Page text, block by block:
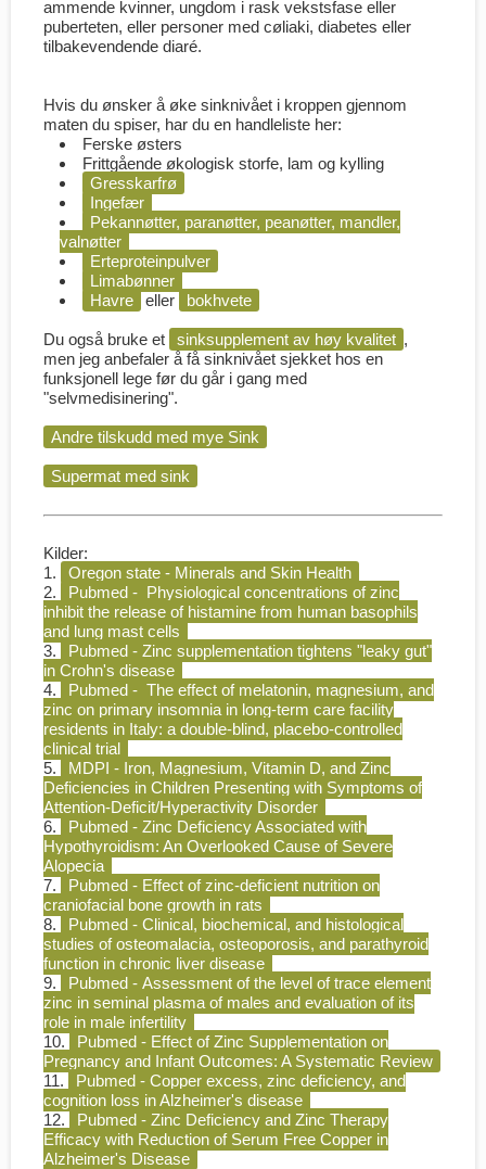
ammende kvinner, ungdom i rask vekstsfase eller
puberteten, eller personer med cøliaki, diabetes eller
tilbakevendende diaré.
Hvis du ønsker å øke sinknivået i kroppen gjennom
maten du spiser, har du en handleliste her:
Ferske østers
Frittgående økologisk storfe, lam og kylling
Gresskarfrø
Ingefær
Pekannøtter, paranøtter, peanøtter, mandler,
valnøtter
Erteproteinpulver
Limabønner
Havre
eller bokhvete
Du også bruke et sinksupplement av høy kvalitet ,
men jeg anbefaler å få sinknivået sjekket hos en
funksjonell lege før du går i gang med
"selvmedisinering".
Andre tilskudd med mye Sink
Supermat med sink
Kilder:
1.
Oregon state - Minerals and Skin Health
2.
Pubmed - Physiological concentrations of zinc
inhibit the release of histamine from human basophils
and lung mast cells
3.
Pubmed - Zinc supplementation tightens "leaky gut"
in Crohn's disease
4.
Pubmed - The effect of melatonin, magnesium, and
zinc on primary insomnia in long-term care facility
residents in Italy: a double-blind, placebo-controlled
clinical trial
5.
MDPI - Iron, Magnesium, Vitamin D, and Zinc
Deficiencies in Children Presenting with Symptoms of
Attention-Deficit/Hyperactivity Disorder
6.
Pubmed - Zinc Deficiency Associated with
Hypothyroidism: An Overlooked Cause of Severe
Alopecia
7.
Pubmed - Effect of zinc-deficient nutrition on
craniofacial bone growth in rats
8.
Pubmed - Clinical, biochemical, and histological
studies of osteomalacia, osteoporosis, and parathyroid
function in chronic liver disease
9.
Pubmed - Assessment of the level of trace element
zinc in seminal plasma of males and evaluation of its
role in male infertility
10.
Pubmed - Effect of Zinc Supplementation on
Pregnancy and Infant Outcomes: A Systematic Review
11.
Pubmed - Copper excess, zinc deficiency, and
cognition loss in Alzheimer's disease
12.
Pubmed - Zinc Deficiency and Zinc Therapy
Efficacy with Reduction of Serum Free Copper in
Alzheimer's Disease